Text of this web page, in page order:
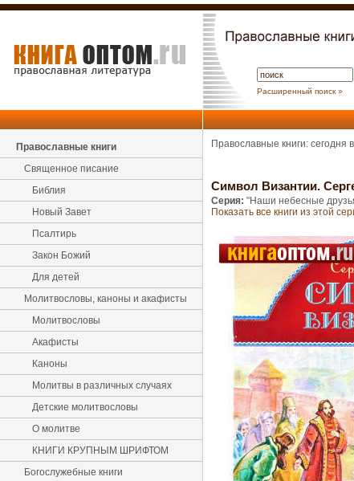
Расширенный поиск »
Православные книги
Священное писание
Библия
Новый Завет
Псалтирь
Закон Божий
Для детей
Молитвословы, каноны и акафисты
Молитвословы
Акафисты
Каноны
Молитвы в различных случаях
Детские молитвословы
О молитве
КНИГИ КРУПНЫМ ШРИФТОМ
Богослужебные книги
Православные книги: сегодня
Символ Византии.
Серия: "Наши небесные
Показать все книги из этой